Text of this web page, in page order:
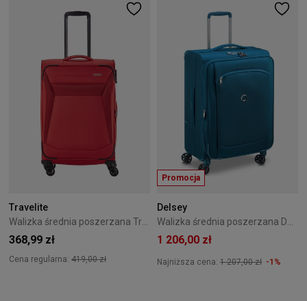
Travelite
368,99 zł
Cena regularna: 419,00 zł
Promocja
Delsey
1 206,00 zł
Najniższa cena: 1 207,00 zł -1%